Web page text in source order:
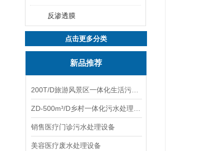
反渗透膜
点击更多分类
新品推荐
销售医疗门诊污水处理设备
美容医疗废水处理设备